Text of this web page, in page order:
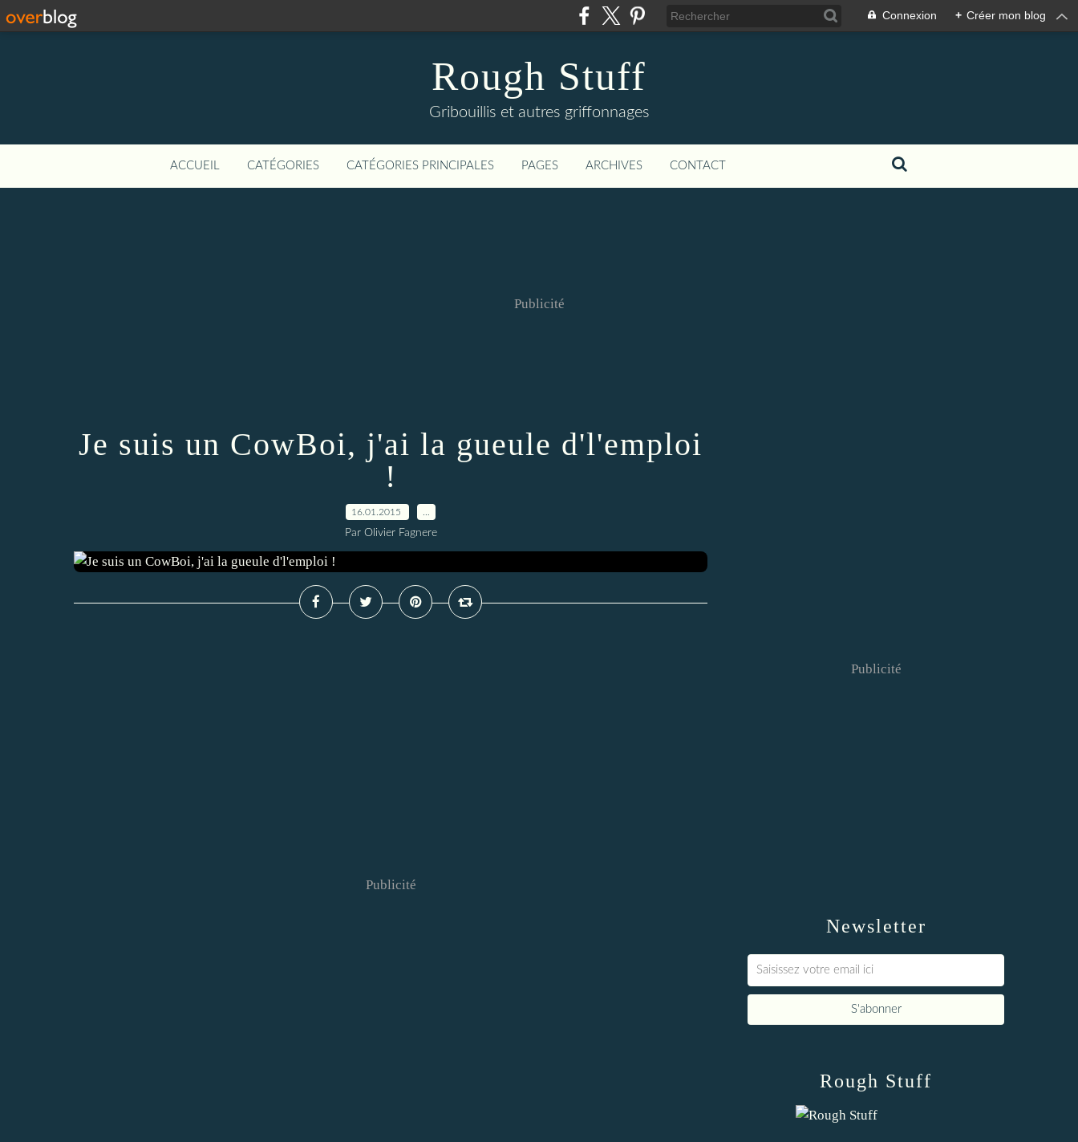
Connexion + Créer mon blog
Rough Stuff
Gribouillis et autres griffonnages
ACCUEIL CATÉGORIES CATÉGORIES PRINCIPALES PAGES ARCHIVES CONTACT
Publicité
Je suis un CowBoi, j'ai la gueule d'l'emploi
!
16.01.2015
Par Olivier Fagnere
Publicité
Newsletter
Publicité
Rough Stuff